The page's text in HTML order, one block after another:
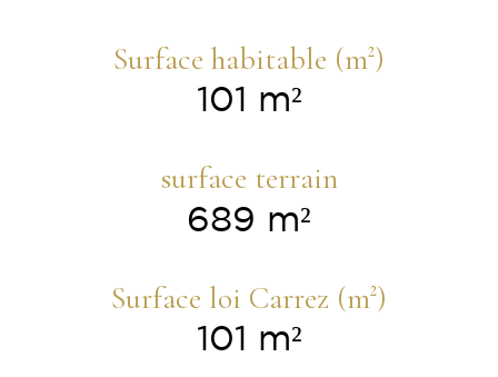
Surface habitable (m²)
101 m²
surface terrain
689 m²
Surface loi Carrez (m²)
101 m²